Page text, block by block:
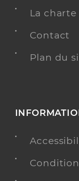
La
Contact
Plan du